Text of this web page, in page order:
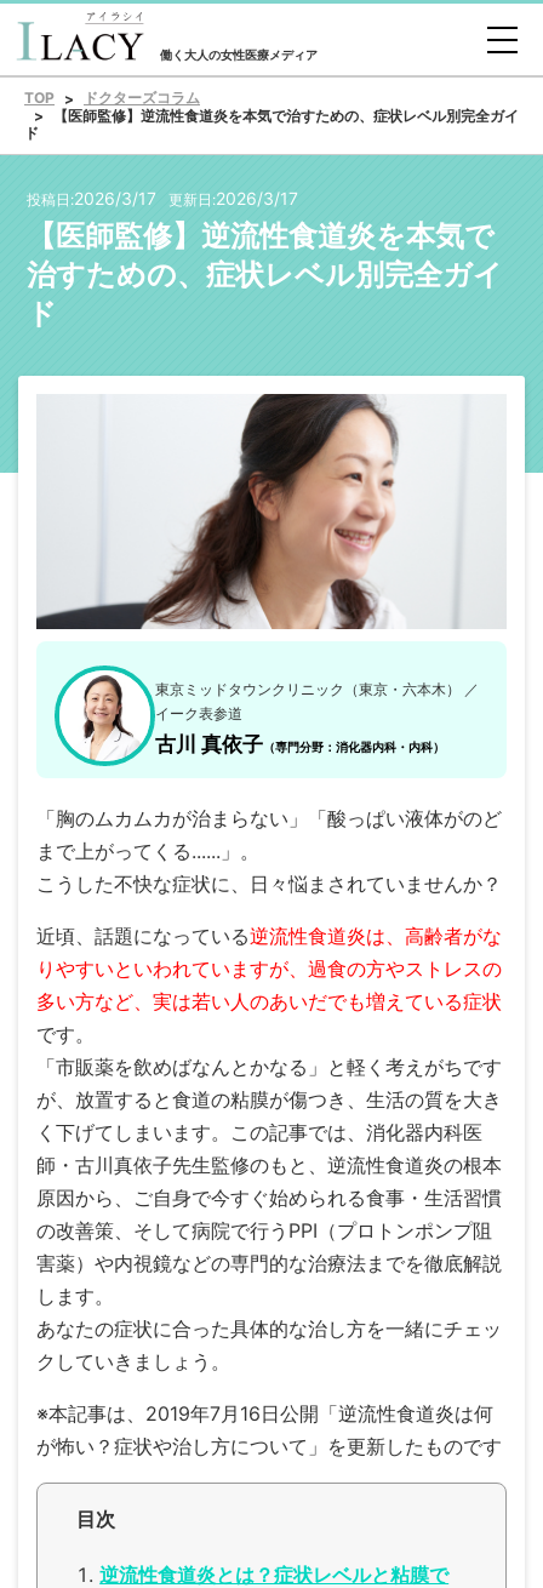
働く大人の女性医療メディア
TOP
ドクターズコラム
【医師監修】逆流性食道炎を本気で治すための、症状レベル別完全ガイ
ド
投稿日:2026/3/17 更新日:2026/3/17
【医師監修】逆流性食道炎を本気で
治すための、症状レベル別完全ガイ
ド
東京ミッドタウンクリニック（東京・六本木） ／
イーク表参道
古川 真依子 （専門分野：消化器内科・内科）
「胸のムカムカが治まらない」「酸っぱい液体がのど
まで上がってくる......」。
こうした不快な症状に、日々悩まされていませんか？
近頃、話題になっている逆流性食道炎は、高齢者がな
りやすいといわれていますが、過食の方やストレスの
多い方など、実は若い人のあいだでも増えている症状
です。
「市販薬を飲めばなんとかなる」と軽く考えがちです
が、放置すると食道の粘膜が傷つき、生活の質を大き
く下げてしまいます。この記事では、消化器内科医
師・古川真依子先生監修のもと、逆流性食道炎の根本
原因から、ご自身で今すぐ始められる食事・生活習慣
の改善策、そして病院で行うPPI（プロトンポンプ阻
害薬）や内視鏡などの専門的な治療法までを徹底解説
します。
あなたの症状に合った具体的な治し方を一緒にチェッ
クしていきましょう。
※本記事は、2019年7月16日公開「逆流性食道炎は何
が怖い？症状や治し方について」を更新したものです
目次
逆流性食道炎とは？症状レベルと粘膜で